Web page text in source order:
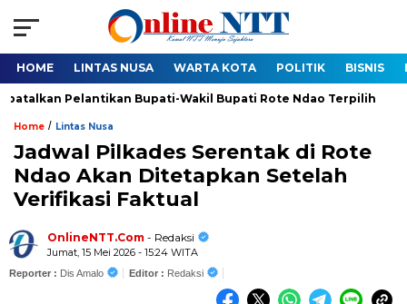
HOME LINTAS NUSA WARTA KOTA POLITIK BISNIS
Pelantikan Bupati-Wakil Bupati Rote Ndao Terpilih
Home / Lintas Nusa
Jadwal Pilkades Serentak di Rote
Ndao Akan Ditetapkan Setelah
Verifikasi Faktual
OnlineNTT.Com - Redaksi
Jumat, 15 Mei 2026 - 15:24 WITA
Reporter : Dis Amalo Editor : Redaksi